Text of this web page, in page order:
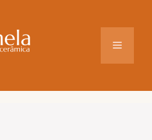
Menu